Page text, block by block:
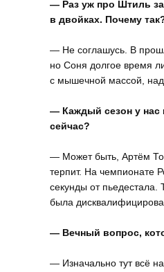
— Раз уж про Штиль
в двойках. Почему
— Не соглашусь. В
но Соня долгое время
с мышечной массой,
— Каждый сезон у нас
сейчас?
— Может быть, Артём
терпит. На чемпионате
секунды от
была
— Вечный вопрос,
— Изначально тут всё